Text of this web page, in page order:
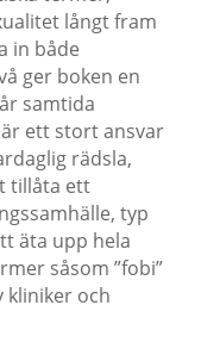
långt fram
in både
ger boken en
samtida
ett stort ansvar
rädsla,
tillåta ett
typ
äta upp hela
såsom ”fobi”
kliniker och